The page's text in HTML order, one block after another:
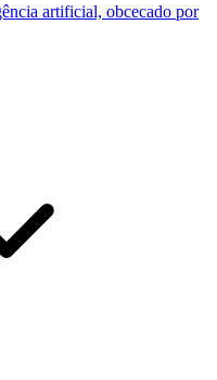
artificial, obcecado por